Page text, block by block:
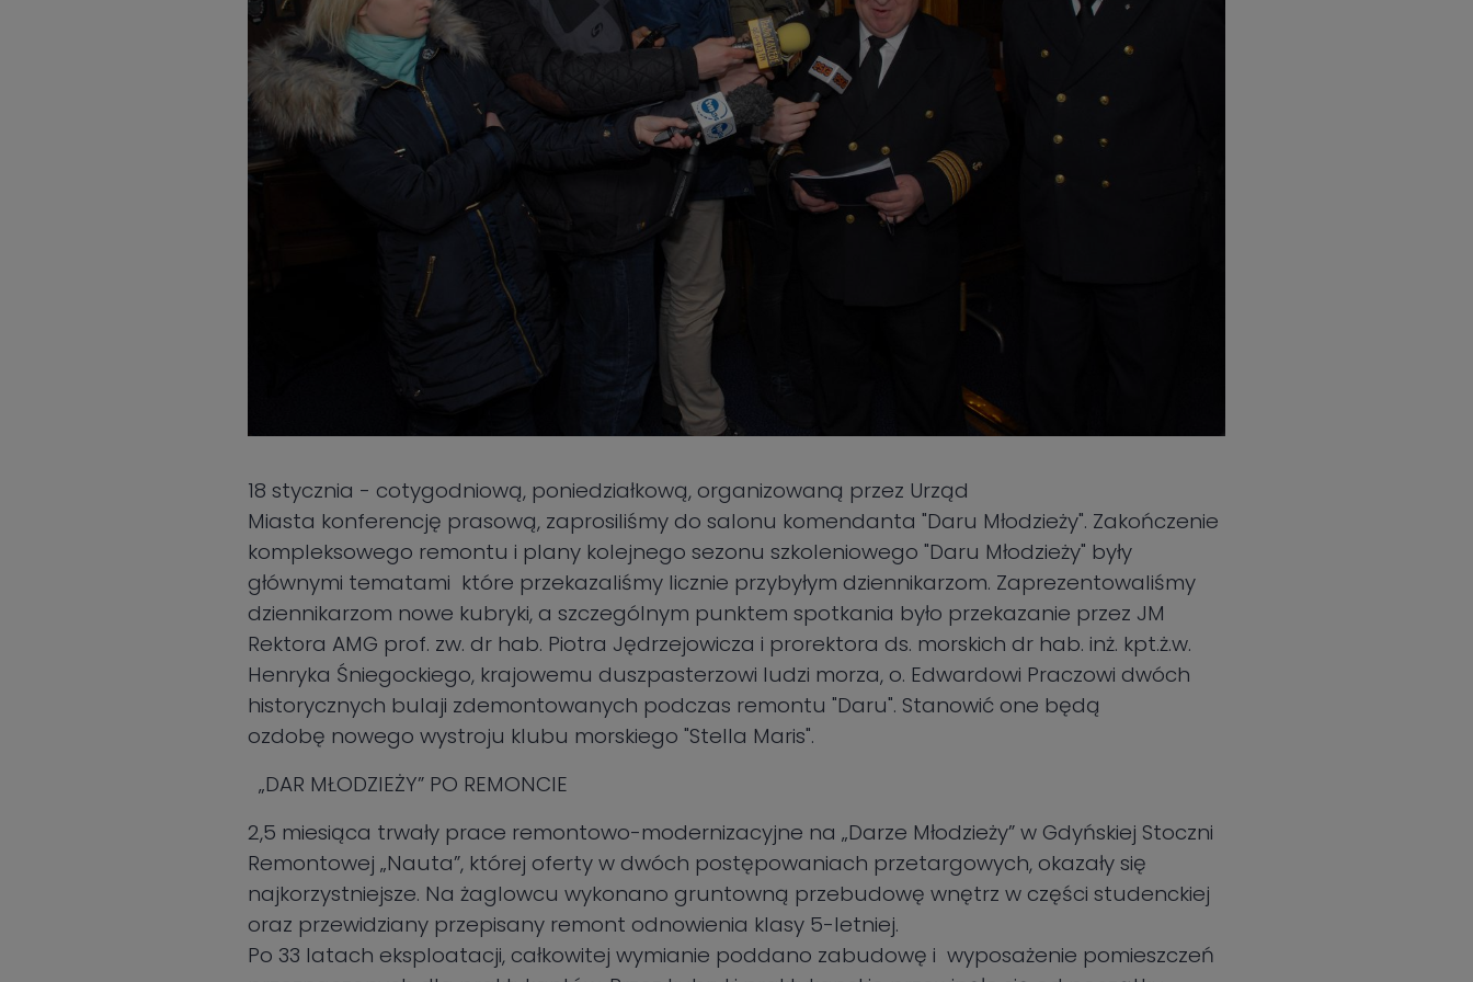
18 stycznia - cotygodniową, poniedziałkową, organizowaną przez Urząd
Miasta konferencję prasową, zaprosiliśmy do salonu komendanta "Daru Młodzieży". Zakończenie
kompleksowego remontu i plany kolejnego sezonu szkoleniowego "Daru Młodzieży" były
głównymi tematami które przekazaliśmy licznie przybyłym dziennikarzom. Zaprezentowaliśmy
dziennikarzom nowe kubryki, a szczególnym punktem spotkania było przekazanie przez JM
Rektora AMG prof. zw. dr hab. Piotra Jędrzejowicza i prorektora ds. morskich dr hab. inż. kpt.ż.w.
Henryka Śniegockiego, krajowemu duszpasterzowi ludzi morza, o. Edwardowi Praczowi dwóch
historycznych bulaji zdemontowanych podczas remontu "Daru". Stanowić one będą
ozdobę nowego wystroju klubu morskiego "Stella Maris".
„DAR MŁODZIEŻY” PO REMONCIE
2,5 miesiąca trwały prace remontowo-modernizacyjne na „Darze Młodzieży” w Gdyńskiej Stoczni
Remontowej „Nauta”, której oferty w dwóch postępowaniach przetargowych, okazały się
najkorzystniejsze. Na żaglowcu wykonano gruntowną przebudowę wnętrz w części studenckiej
oraz przewidziany przepisany remont odnowienia klasy 5-letniej.
Po 33 latach eksploatacji, całkowitej wymianie poddano zabudowę i wyposażenie pomieszczeń